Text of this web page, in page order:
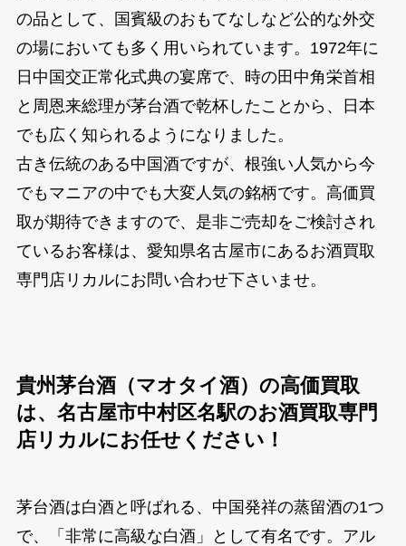
の品として、国賓級のおもてなしなど公的な外交
の場においても多く用いられています。1972年に
日中国交正常化式典の宴席で、時の田中角栄首相
と周恩来総理が茅台酒で乾杯したことから、日本
でも広く知られるようになりました。
古き伝統のある中国酒ですが、根強い人気から今
でもマニアの中でも大変人気の銘柄です。高価買
取が期待できますので、是非ご売却をご検討され
ているお客様は、愛知県名古屋市にあるお酒買取
専門店リカルにお問い合わせ下さいませ。
貴州茅台酒（マオタイ酒）の高価買取
は、名古屋市中村区名駅のお酒買取専門
店リカルにお任せください！
茅台酒は白酒と呼ばれる、中国発祥の蒸留酒の1つ
で、「非常に高級な白酒」として有名です。アル